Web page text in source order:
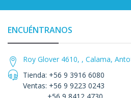
ENCUÉNTRANOS
Roy Glover 4610, , Calama,
Tienda: +56 9 3916 6080
Ventas: +56 9 9223 0243